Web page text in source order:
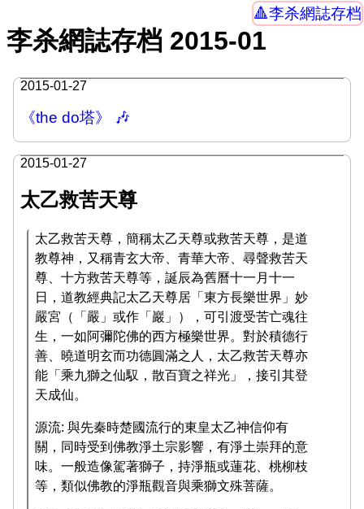
李杀網誌存档
李杀網誌存档 2015-01
2015-01-27
《the do塔》 🎶
2015-01-27
太乙救苦天尊
太乙救苦天尊，簡稱太乙天尊或救苦天尊，是道
教尊神，又稱青玄大帝、青華大帝、尋聲救苦天
尊、十方救苦天尊等，誕辰為舊曆十一月十一
日，道教經典記太乙天尊居「東方長樂世界」妙
嚴宮（「嚴」或作「巖」），可引渡受苦亡魂往
生，一如阿彌陀佛的西方極樂世界。對於積德行
善、曉道明玄而功德圓滿之人，太乙救苦天尊亦
能「乘九獅之仙馭，散百寶之祥光」，接引其登
天成仙。
源流: 與先秦時楚國流行的東皇太乙神信仰有
關，同時受到佛教淨土宗影響，有淨土崇拜的意
味。一般造像駕著獅子，持淨瓶或蓮花、桃柳枝
等，類似佛教的淨瓶觀音與乘獅文殊菩薩。